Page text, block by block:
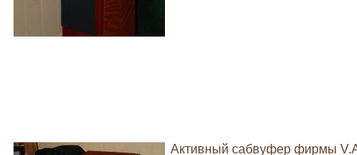
Активный сабвуфер фирмы